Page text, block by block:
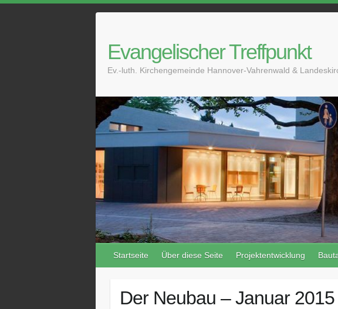
Evangelischer Treffpunkt
Ev.-luth. Kirchengemeinde Hannover-Vahrenwald &
Startseite Über diese Seite Projektentwicklung
Der Neubau – Januar 2015